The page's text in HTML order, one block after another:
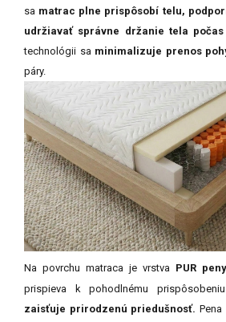
sa matrac plne prispôsobí telu,
udržiavať správne držanie tela počas
technológii sa minimalizuje prenos
páry.
Na povrchu matraca je vrstva PUR
prispieva k pohodlnému
zaisťuje prirodzenú priedušnosť.